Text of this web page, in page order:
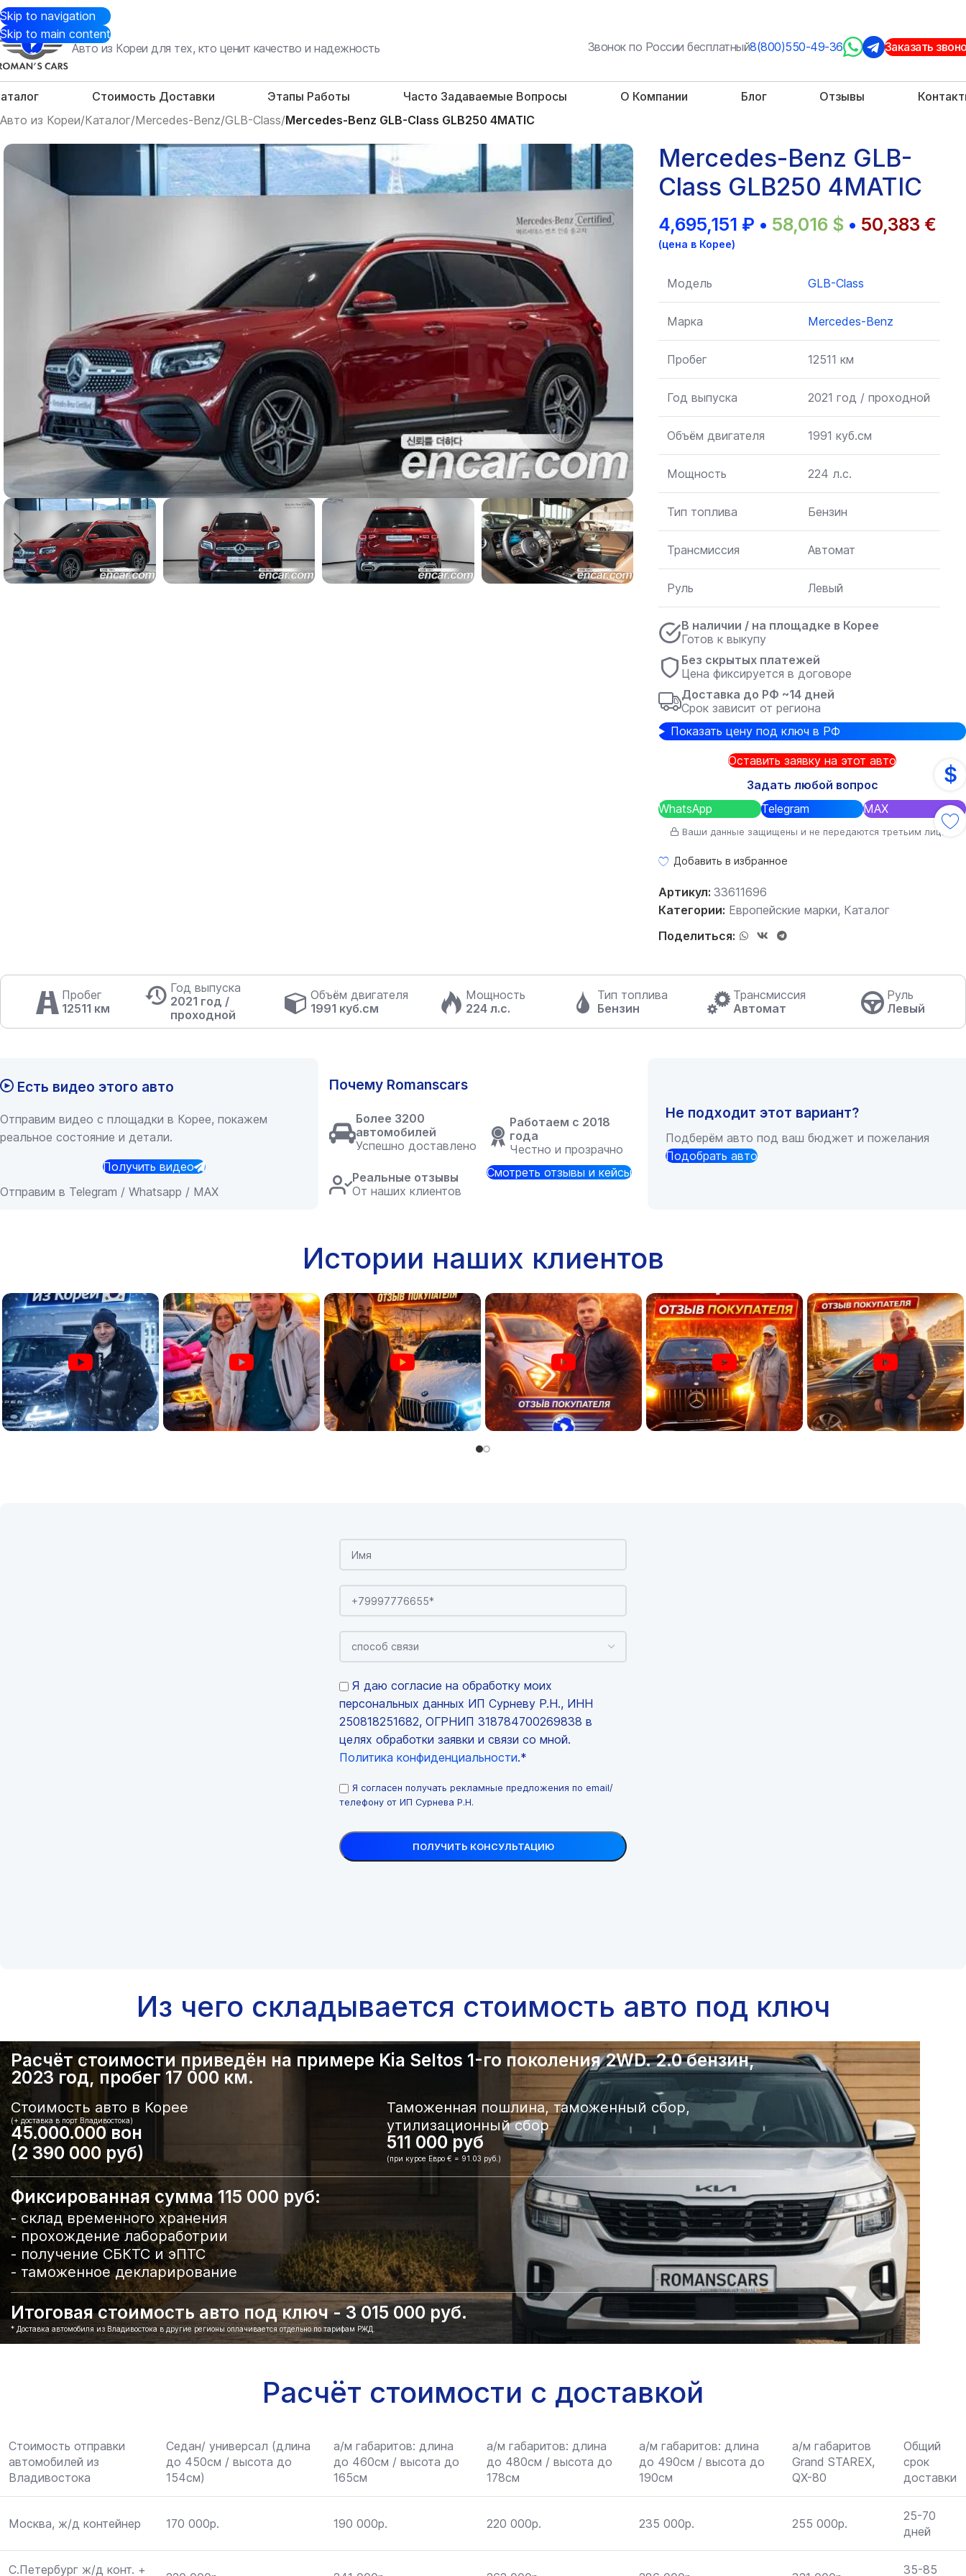
Skip to navigation
Skip to main content
Авто из Кореи для тех, кто ценит качество и надежность
Звонок по России бесплатный8(800)550-49-36 Заказать
Стоимость Доставки Этапы Работы Часто Задаваемые Вопросы О Компании Блог Отзывы
Авто из Кореи/Каталог/Mercedes-Benz/GLB-Class/Mercedes-Benz GLB-Class GLB250 4MATIC
Mercedes-Benz GLB-
Class GLB250 4MATIC
4,695,151 ₽ • 58,016 $ • 50,383 €
(цена в Корее)
Модель GLB-Class
Марка Mercedes-Benz
Пробег 12511 км
Год выпуска 2021 год / проходной
Объём двигателя 1991 куб.см
Мощность 224 л.с.
Тип топлива Бензин
Трансмиссия Автомат
Руль Левый
В наличии / на площадке в Корее
Готов к выкупу
Без скрытых платежей
Цена фиксируется в договоре
Доставка до РФ ~14 дней
Срок зависит от региона
Показать цену под ключ в РФ
Оставить заявку на этот авто
Задать любой вопрос
WhatsApp
Telegram MAX
Ваши данные защищены и не передаются третьим лицам
Добавить в избранное
Артикул: 33611696
Категории: Европейские марки, Каталог
Поделиться:
Пробег
12511 км
Год выпуска
2021 год /
проходной
Объём двигателя
1991 куб.см
Мощность
224 л.с.
Тип топлива
Бензин
Трансмиссия
Автомат
Руль
Левый
Есть видео этого авто
Отправим видео с площадки в Корее, покажем
реальное состояние и детали.
Получить видео
Отправим в Telegram / Whatsapp / MAX
Почему Romanscars
Более 3200
автомобилей
Успешно доставлено
Работаем с 2018
года
Честно и прозрачно
Реальные отзывы
От наших клиентов
Смотреть отзывы и кейсы
Не подходит этот вариант?
Подберём авто под ваш бюджет и пожелания
Подобрать авто
Истории наших клиентов
Я даю согласие на обработку моих
персональных данных ИП Сурневу Р.Н., ИНН
250818251682, ОГРНИП 318784700269838 в
целях обработки заявки и связи со мной.
Политика конфиденциальности.*
Я согласен получать рекламные предложения по email/
телефону от ИП Сурнева Р.Н.
Из чего складывается стоимость авто под ключ
Расчёт стоимости приведён на примере Kia Seltos 1-го поколения 2WD. 2.0 бензин,
2023 год, пробег 17 000 км.
Стоимость авто в Корее
(+ доставка в порт Владивостока)
45.000.000 вон
(2 390 000 руб)
Таможенная пошлина, таможенный сбор,
утилизационный сбор
511 000 руб
(при курсе Евро € = 91.03 руб.)
Фиксированная сумма 115 000 руб:
- склад временного хранения
- прохождение лабоработрии
- получение СБКТС и эПТС
- таможенное декларирование
Итоговая стоимость авто под ключ - 3 015 000 руб.
* Доставка автомобиля из Владивостока в другие регионы оплачивается отдельно по тарифам РЖД.
Расчёт стоимости с доставкой
Стоимость отправки
автомобилей из
Владивостока
Седан/ универсал (длина
до 450см / высота до
154см)
а/м габаритов: длина
до 460см / высота до
165см
а/м габаритов: длина
до 480см / высота до
178см
а/м габаритов: длина
до 490см / высота до
190см
а/м габаритов
Grand STAREX,
QX-80
Общий
срок
доставки
Москва, ж/д контейнер 170 000р. 190 000р. 220 000р. 235 000р. 255 000р.
25-70
дней
С.Петербург ж/д конт. + 35-85
$